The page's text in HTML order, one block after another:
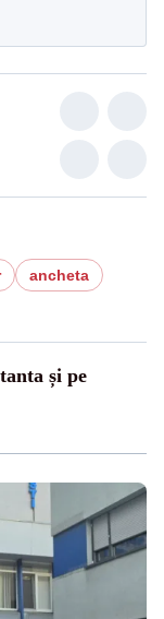
ancheta
și pe